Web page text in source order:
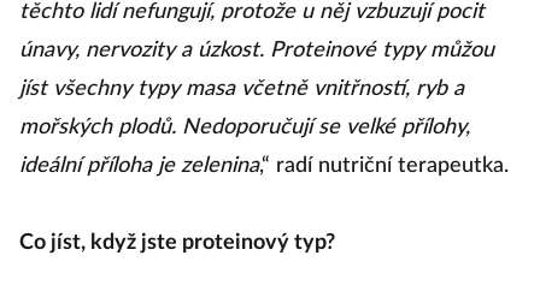
těchto lidí nefungují, protože u něj vzbuzují pocit
únavy, nervozity a úzkost. Proteinové typy můžou
jíst všechny typy masa včetně vnitřností, ryb a
mořských plodů. Nedoporučují se velké přílohy,
ideální příloha je zelenina,“ radí nutriční terapeutka.
Co jíst, když jste proteinový typ?